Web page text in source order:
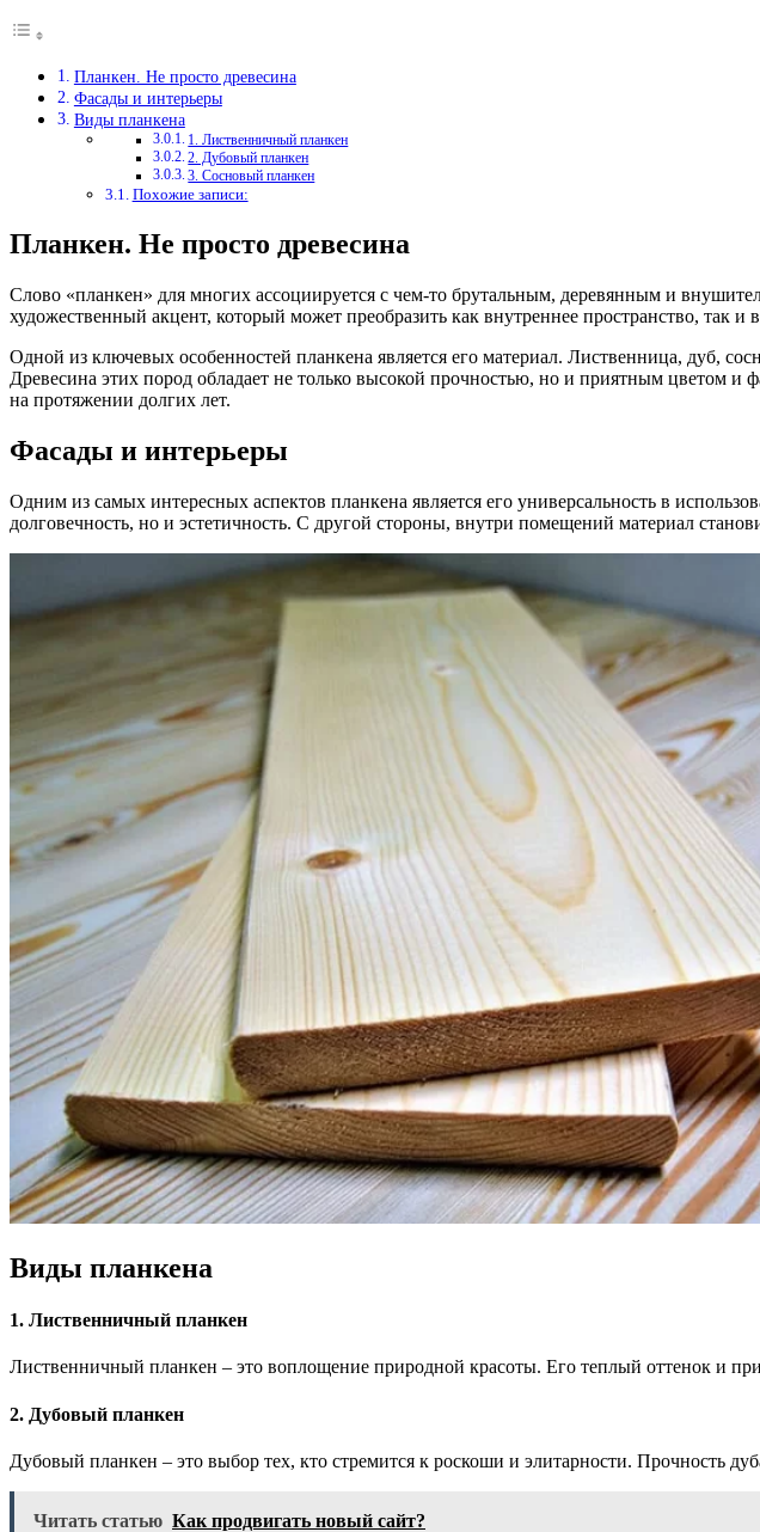
Планкен. Не просто древесина
Фасады и интерьеры
Виды планкена
1. Лиственничный планкен
2. Дубовый планкен
3. Сосновый планкен
Похожие записи:
Планкен. Не просто древесина
Слово «планкен» для многих ассоциируется с чем-то брутальным, деревянным и
художественный акцент, который может преобразить как внутреннее пространство, так и
Одной из ключевых особенностей планкена является его материал. Лиственница, дуб,
Древесина этих пород обладает не только высокой прочностью, но и приятным цветом
на протяжении долгих лет.
Фасады и интерьеры
Одним из самых интересных аспектов планкена является его универсальность в
долговечность, но и эстетичность. С другой стороны, внутри помещений материал
Виды планкена
1. Лиственничный планкен
Лиственничный планкен – это воплощение природной красоты. Его теплый оттенок и
2. Дубовый планкен
Дубовый планкен – это выбор тех, кто стремится к роскоши и элитарности. Прочность
Читать статью Как продвигать новый сайт?